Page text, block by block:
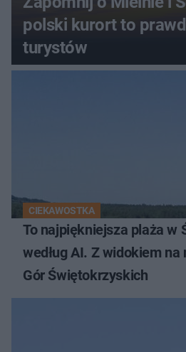
polski kurort to
turystów
CIEKAWOSTKA
To najpiękniejsza plaża w
według AI. Z widokiem
Gór Świętokrzyskich